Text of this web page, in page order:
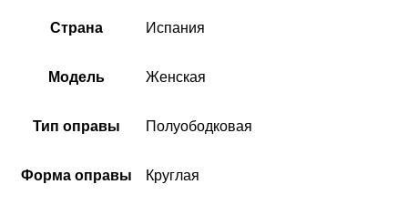
Cтрана Испания
Модель Женская
Тип оправы Полуободковая
Форма оправы Круглая